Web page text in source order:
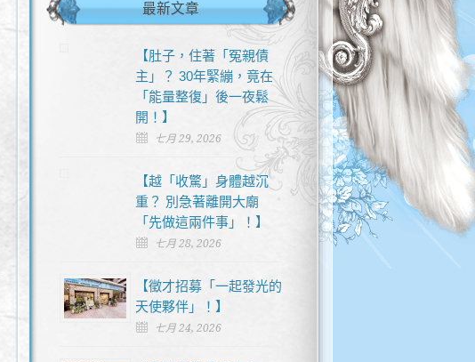
最新文章
【肚子，住著「冤親債
主」？ 30年緊繃，竟在
「能量整復」後一夜鬆
開！】
七月 29, 2026
【越「收驚」身體越沉
重？ 別急著離開大廟
「先做這兩件事」！】
七月 28, 2026
【徵才招募「一起發光的
天使夥伴」！】
七月 24, 2026